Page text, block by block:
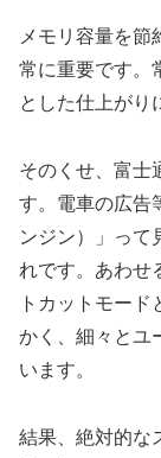
メモリ容量を
常に重要です。
とした仕上がり
そのくせ、富士
す。電車の広告
ンジン）」って
れです。あわせ
トカットモー
かく、細々とユ
います。
結果、絶対的な